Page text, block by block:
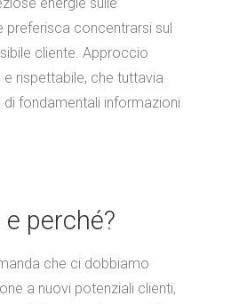
preferisca concentrarsi sul
cliente. Approccio
rispettabile, che tuttavia
di fondamentali informazioni
perché?
che ci dobbiamo
a nuovi potenziali clienti,